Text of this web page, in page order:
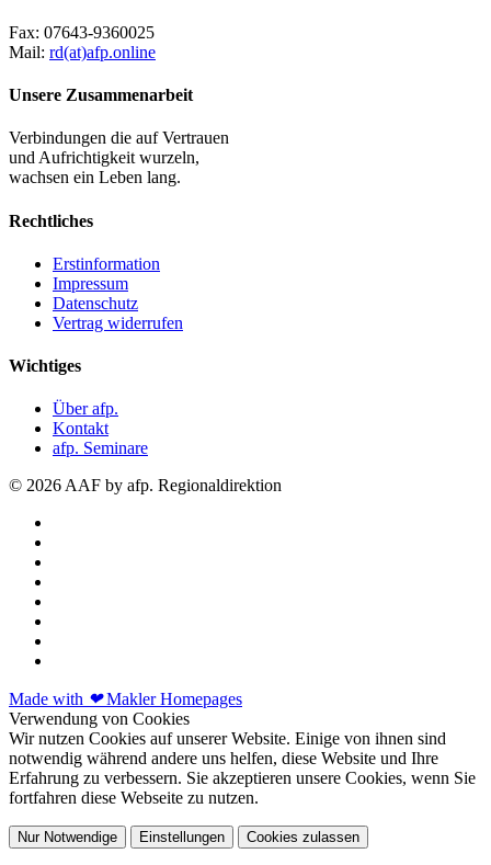
Fax: 07643-9360025
Mail: rd(at)afp.online
Unsere Zusammenarbeit
Verbindungen die auf Vertrauen
und Aufrichtigkeit wurzeln,
wachsen ein Leben lang.
Rechtliches
Erstinformation
Impressum
Datenschutz
Vertrag widerrufen
Wichtiges
Über afp.
Kontakt
afp. Seminare
© 2026 AAF by afp. Regionaldirektion
Made with ❤Makler Homepages
Verwendung von Cookies
Wir nutzen Cookies auf unserer Website. Einige von ihnen sind
notwendig während andere uns helfen, diese Website und Ihre
Erfahrung zu verbessern. Sie akzeptieren unsere Cookies, wenn Sie
fortfahren diese Webseite zu nutzen.
Nur Notwendige Einstellungen Cookies zulassen